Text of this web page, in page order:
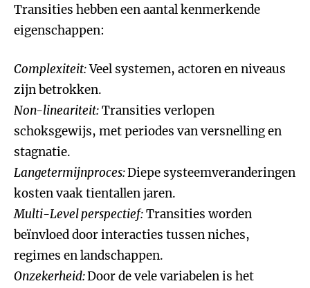
Transities hebben een aantal kenmerkende
eigenschappen:
Complexiteit:Veel systemen, actoren en niveaus
zijn betrokken.
Non-lineariteit:Transities verlopen
schoksgewijs, met periodes van versnelling en
stagnatie.
Langetermijnproces:Diepe systeemveranderingen
kosten vaak tientallen jaren.
Multi-Level perspectief:Transities worden
beïnvloed door interacties tussen niches,
regimes en landschappen.
Onzekerheid:Door de vele variabelen is het